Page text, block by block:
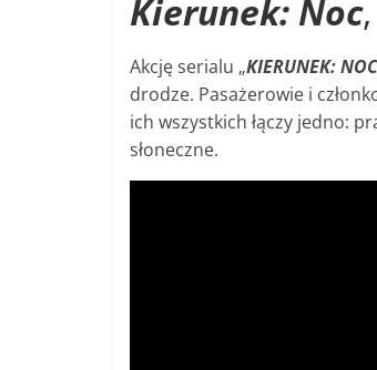
Kierunek: Noc
Akcję serialu „KIERUNEK: NOC
drodze. Pasażerowie i
ich wszystkich łączy jedno:
słoneczne.